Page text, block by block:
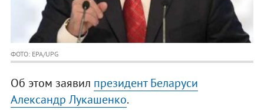
ФОТО: EPA/UPG
Об этом заявил президент Беларуси
Александр Лукашенко.